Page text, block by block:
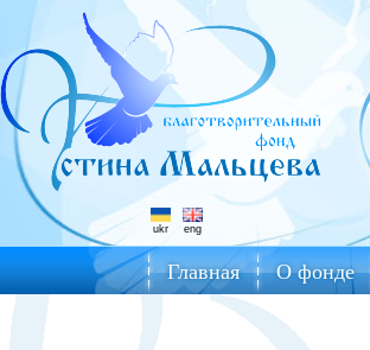
ukr eng
Главная О фонде